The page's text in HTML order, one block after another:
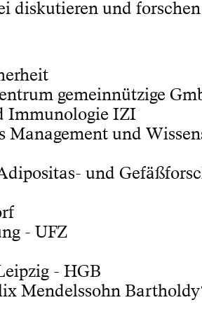
diskutieren und
gemeinnützige
Immunologie IZI
und
und
- UFZ
- HGB
Mendelssohn